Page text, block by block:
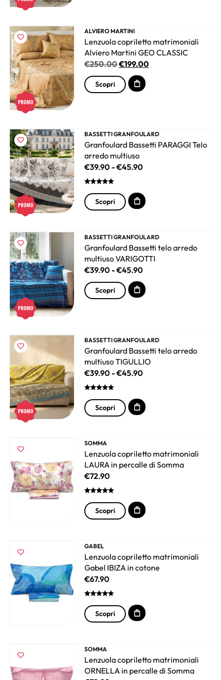
ALVIERO MARTINI
Lenzuola copriletto matrimoniali
Alviero Martini GEO CLASSIC
€250.00€199.00
Scopri
BASSETTI GRANFOULARD
Granfoulard Bassetti PARAGGI Telo
arredo multiuso
€39.90 -€45.90
Scopri
BASSETTI GRANFOULARD
Granfoulard Bassetti telo arredo
multiuso VARIGOTTI
€39.90 -€45.90
Scopri
BASSETTI GRANFOULARD
Granfoulard Bassetti telo arredo
multiuso TIGULLIO
€39.90 -€45.90
Scopri
SOMMA
Lenzuola copriletto matrimoniali
LAURA in percalle di Somma
€72.90
Scopri
GABEL
Lenzuola copriletto matrimoniali
Gabel IBIZA in cotone
€67.90
Scopri
SOMMA
Lenzuola copriletto matrimoniali
ORNELLA in percalle di Somma